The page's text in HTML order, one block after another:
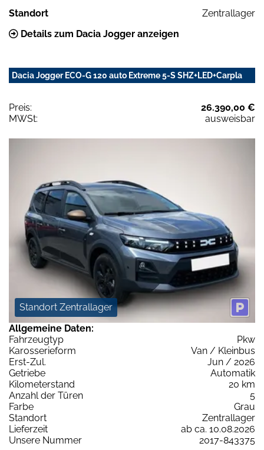
Standort
Zentrallager
Details zum Dacia Jogger anzeigen
Dacia Jogger ECO-G 120 auto Extreme 5-S SHZ+LED+Carpla
Preis:
26.390,00 €
MWSt:
ausweisbar
Standort Zentrallager
Allgemeine Daten:
Fahrzeugtyp
Pkw
Karosserieform
Van / Kleinbus
Erst-Zul.
Jun / 2026
Getriebe
Automatik
Kilometerstand
20 km
Anzahl der Türen
5
Farbe
Grau
Standort
Zentrallager
Lieferzeit
ab ca. 10.08.2026
Unsere Nummer
2017-843375